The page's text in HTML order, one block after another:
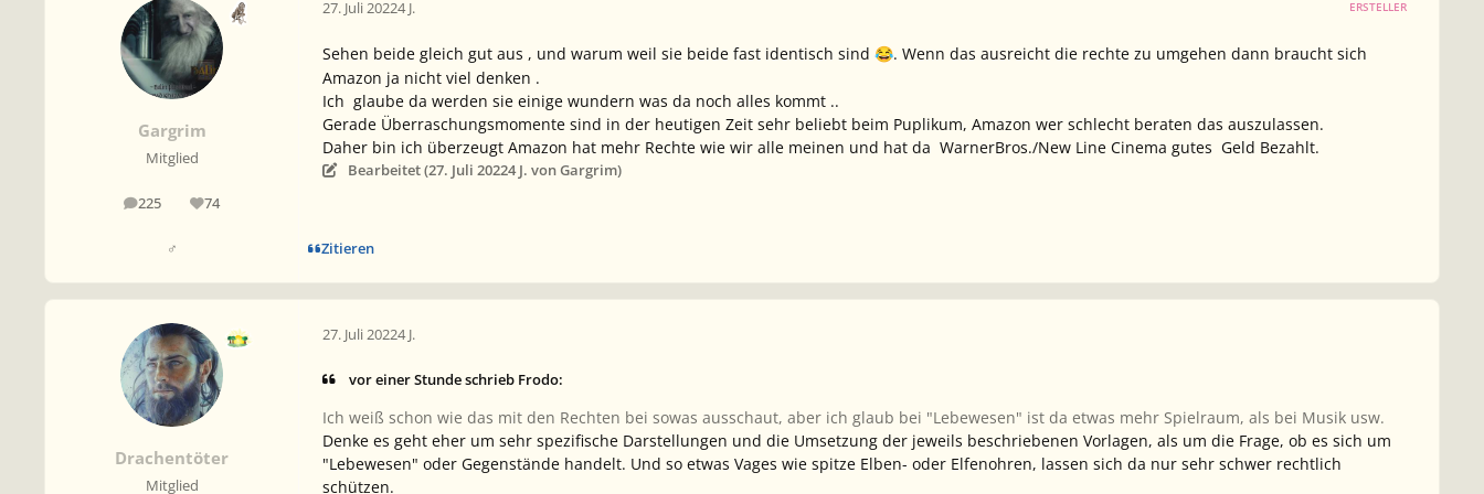
Gargrim
Mitglied
225
Beiträge 74
Reputation
♂
27. Juli 20224 J. ERSTELLER
Sehen beide gleich gut aus , und warum weil sie beide fast identisch sind 😂. Wenn das ausreicht die rechte zu umgehen dann braucht sich
Amazon ja nicht viel denken .
Ich glaube da werden sie einige wundern was da noch alles kommt ..
Gerade Überraschungsmomente sind in der heutigen Zeit sehr beliebt beim Puplikum, Amazon wer schlecht beraten das auszulassen.
Daher bin ich überzeugt Amazon hat mehr Rechte wie wir alle meinen und hat da WarnerBros./New Line Cinema gutes Geld Bezahlt.
Bearbeitet (27. Juli 20224 J. von Gargrim)
Zitieren
Drachentöter
Mitglied
27. Juli 20224 J.
vor einer Stunde schrieb Frodo:
Ich weiß schon wie das mit den Rechten bei sowas ausschaut, aber ich glaub bei "Lebewesen" ist da etwas mehr Spielraum, als bei Musik usw.
Denke es geht eher um sehr spezifische Darstellungen und die Umsetzung der jeweils beschriebenen Vorlagen, als um die Frage, ob es sich um
"Lebewesen" oder Gegenstände handelt. Und so etwas Vages wie spitze Elben- oder Elfenohren, lassen sich da nur sehr schwer rechtlich
schützen.